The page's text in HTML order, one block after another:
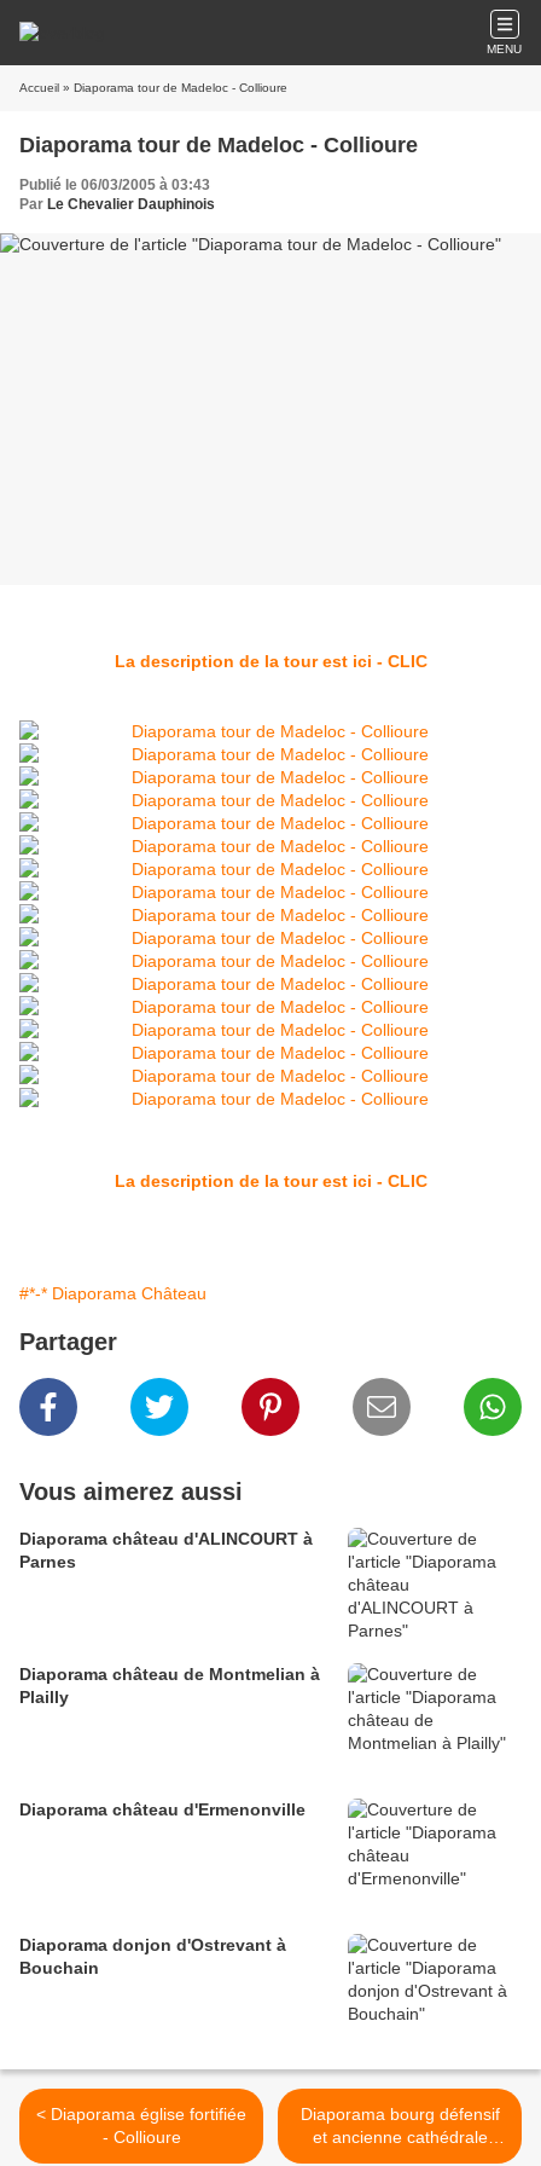
MENU
Accueil » Diaporama tour de Madeloc - Collioure
Diaporama tour de Madeloc - Collioure
Publié le 06/03/2005 à 03:43
Par Le Chevalier Dauphinois
La description de la tour est ici - CLIC
La description de la tour est ici - CLIC
#*-* Diaporama Château
Partager
Vous aimerez aussi
Diaporama château d'ALINCOURT à
Parnes
Diaporama château de Montmelian à
Plailly
Diaporama château d'Ermenonville
Diaporama donjon d'Ostrevant à
Bouchain
< Diaporama église fortifiée
- Collioure
Diaporama bourg défensif
et ancienne cathédrale
d'Elne >